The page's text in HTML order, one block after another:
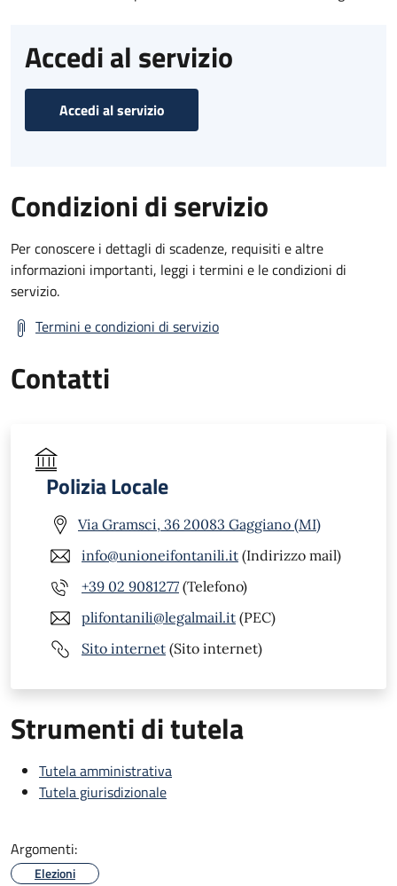
Accedi al servizio
Accedi al servizio
Condizioni di servizio
Per conoscere i dettagli di scadenze, requisiti e altre
informazioni importanti, leggi i termini e le condizioni di
servizio.
Termini e condizioni di servizio
Contatti
Polizia Locale
Via Gramsci, 36 20083 Gaggiano (MI)
info@unioneifontanili.it (Indirizzo mail)
+39 02 9081277 (Telefono)
plifontanili@legalmail.it (PEC)
Sito internet (Sito internet)
Strumenti di tutela
Tutela amministrativa
Tutela giurisdizionale
Argomenti:
Elezioni